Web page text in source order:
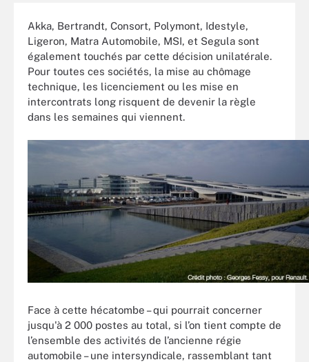
Akka, Bertrandt, Consort, Polymont, Idestyle,
Ligeron, Matra Automobile, MSI, et Segula sont
également touchés par cette décision unilatérale.
Pour toutes ces sociétés, la mise au chômage
technique, les licenciement ou les mise en
intercontrats long risquent de devenir la règle
dans les semaines qui viennent.
Face à cette hécatombe – qui pourrait concerner
jusqu'à 2 000 postes au total, si l’on tient compte de
l’ensemble des activités de l’ancienne régie
automobile – une intersyndicale, rassemblant tant